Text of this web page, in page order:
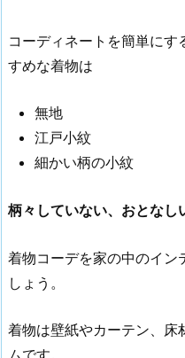
コーディネートを簡単に
すめな着物は
無地
江戸小紋
細かい柄の小紋
柄々していない、おとなし
着物コーデを家の中のイン
しょう。
着物は壁紙やカーテン、床